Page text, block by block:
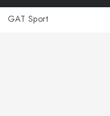
GAT Sport